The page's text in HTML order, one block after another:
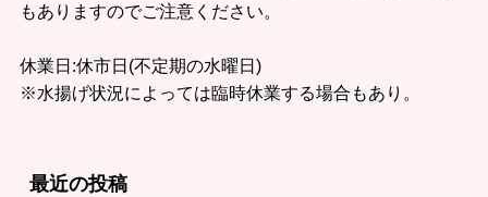
もありますのでご注意ください。
休業日:休市日(不定期の水曜日)
※水揚げ状況によっては臨時休業する場合もあり。
最近の投稿